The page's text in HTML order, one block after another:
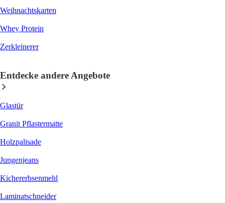
Weihnachtskarten
Whey Protein
Zerkleinerer
Entdecke andere Angebote
Glastür
Granit Pflastermatte
Holzpalisade
Jungenjeans
Kichererbsenmehl
Laminatschneider